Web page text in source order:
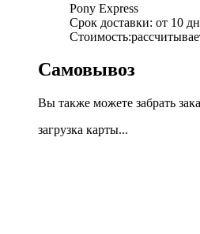
Pony Express
Срок доставки: от 10
Стоимость:
Самовывоз
Вы также можете забрать
загрузка карты...